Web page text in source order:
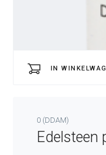
Gewicht (gram)
IN
0 (DDAM)
Edelsteen